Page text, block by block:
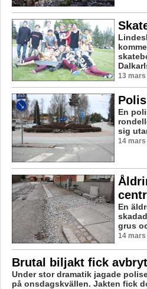
13
En
sig
14
En
grus
14
Brutal biljakt fick
Under stor dramatik jagade
på onsdagskvällen. Jakten fick